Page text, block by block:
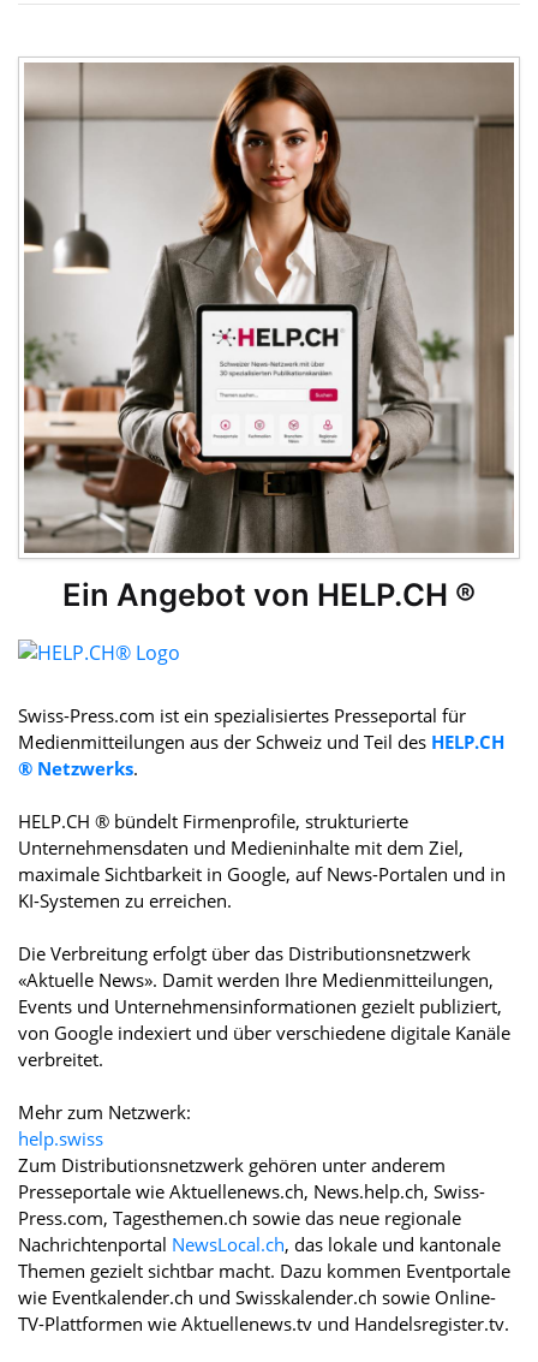
Ein Angebot von HELP.CH ®
Swiss-Press.com ist ein spezialisiertes Presseportal für
Medienmitteilungen aus der Schweiz und Teil des HELP.CH
® Netzwerks.
HELP.CH ® bündelt Firmenprofile, strukturierte
Unternehmensdaten und Medieninhalte mit dem Ziel,
maximale Sichtbarkeit in Google, auf News-Portalen und in
KI-Systemen zu erreichen.
Die Verbreitung erfolgt über das Distributionsnetzwerk
«Aktuelle News». Damit werden Ihre Medienmitteilungen,
Events und Unternehmensinformationen gezielt publiziert,
von Google indexiert und über verschiedene digitale Kanäle
verbreitet.
Mehr zum Netzwerk:
help.swiss
Zum Distributionsnetzwerk gehören unter anderem
Presseportale wie Aktuellenews.ch, News.help.ch, Swiss-
Press.com, Tagesthemen.ch sowie das neue regionale
Nachrichtenportal NewsLocal.ch, das lokale und kantonale
Themen gezielt sichtbar macht. Dazu kommen Eventportale
wie Eventkalender.ch und Swisskalender.ch sowie Online-
TV-Plattformen wie Aktuellenews.tv und Handelsregister.tv.